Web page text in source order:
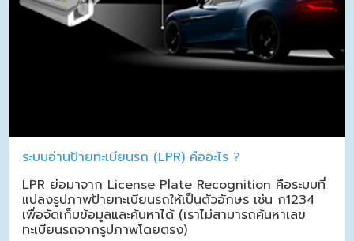
ระบบอ่านป้ายทะเบียนรถ (LPR) คืออะไร ?
LPR ย่อมาจาก License Plate Recognition คือระบบที่
แปลงรูปภาพป้ายทะเบียนรถให้เป็นตัวอักษร เช่น ก1234
เพื่อจัดเก็บข้อมูลและค้นหาได้ (เราไม่สามารถค้นหาเลข
ทะเบียนรถจากรูปภาพโดยตรง)